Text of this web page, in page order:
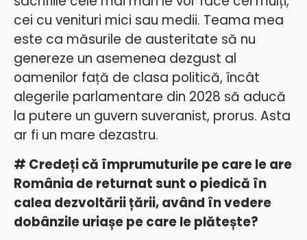
cei cu venituri mici sau medii. Teama mea
este ca măsurile de austeritate să nu
genereze un asemenea dezgust al
oamenilor față de clasa politică, încât
alegerile parlamentare din 2028 să aducă
la putere un guvern suveranist, prorus. Asta
ar fi un mare dezastru.
# Credeți că împrumuturile pe care le are
România de returnat sunt o piedică în
calea dezvoltării țării, având în vedere
dobânzile uriașe pe care le plătește?